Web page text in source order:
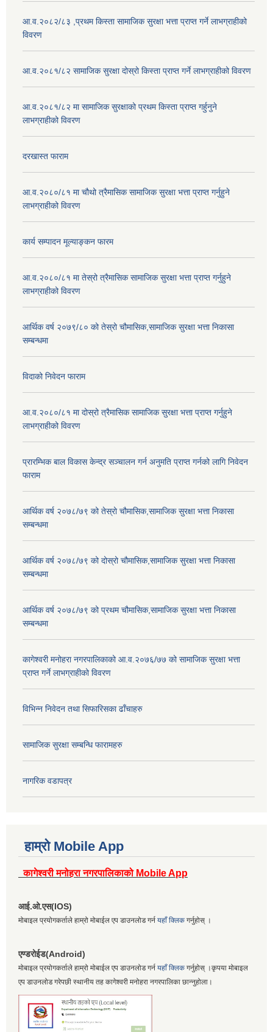
आ.व.२०८२/८३ ,प्रथम किस्ता सामाजिक सुरक्षा भत्ता प्राप्त गर्ने लाभग्राहीको
विवरण
आ.व.२०८१/८२ सामाजिक सुरक्षा दोस्रो किस्ता प्राप्त गर्ने लाभग्राहीको विवरण
आ.व.२०८१/८२ मा सामाजिक सुरक्षाको प्रथम किस्ता प्राप्त गर्हुनुने
लाभग्राहीको विवरण
दरखास्त फाराम
आ.व.२०८०/८१ मा चौथो त्रैमासिक सामाजिक सुरक्षा भत्ता प्राप्त गर्नुहुने
लाभग्राहीको विवरण
कार्य सम्पादन मूल्याङ्कन फारम
आ.व.२०८०/८१ मा तेस्रो त्रैमासिक सामाजिक सुरक्षा भत्ता प्राप्त गर्नुहुने
लाभग्राहीको विवरण
आर्थिक वर्ष २०७९/८० को तेस्रो चौमासिक,सामाजिक सुरक्षा भत्ता निकासा
सम्बन्धमा
विदाको निवेदन फाराम
आ.व.२०८०/८१ मा दोस्रो त्रैमासिक सामाजिक सुरक्षा भत्ता प्राप्त गर्नुहुने
लाभग्राहीको विवरण
प्रारम्भिक बाल विकास केन्द्र सञ्चालन गर्न अनुमति प्राप्त गर्नको लागि निवेदन
फाराम
आर्थिक वर्ष २०७८/७९ को तेस्रो चौमासिक,सामाजिक सुरक्षा भत्ता निकासा
सम्बन्धमा
आर्थिक वर्ष २०७८/७९ को दोस्रो चौमासिक,सामाजिक सुरक्षा भत्ता निकासा
सम्बन्धमा
आर्थिक वर्ष २०७८/७९ को प्रथम चौमासिक,सामाजिक सुरक्षा भत्ता निकासा
सम्बन्धमा
कागेश्वरी मनोहरा नगरपालिकाको आ.व.२०७६/७७ को सामाजिक सुरक्षा भत्ता
प्राप्त गर्ने लाभग्राहीको विवरण
विभिन्न निवेदन तथा सिफारिसका ढाँचाहरु
सामाजिक सुरक्षा सम्बन्धि फारामहरु
नागरिक वडापत्र
हाम्रो Mobile App
कागेश्वरी मनोहरा नगरपालिकाको Mobile App
आई.ओ.एस(IOS)
मोबाइल प्रयोगकर्ताले हाम्रो मोबाईल एप डाउनलोड गर्न यहाँ क्लिक गर्नुहोस् ।
एण्डरोईड(Android)
मोबाइल प्रयोगकर्ताले हाम्रो मोबाईल एप डाउनलोड गर्न यहाँ क्लिक गर्नुहोस् ।कृपया मोबाइल
एप डाउनलोड गरेपछी स्थानीय तह कागेश्वरी मनोहरा नगरपालिका छान्नुहोला।